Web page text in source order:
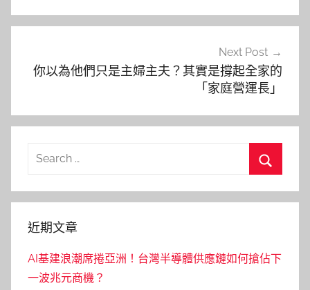
覽
Next Post
你以為他們只是主婦主夫？其實是撐起全家的
「家庭營運長」
Search
近期文章
AI基建浪潮席捲亞洲！台灣半導體供應鏈如何搶佔下
一波兆元商機？